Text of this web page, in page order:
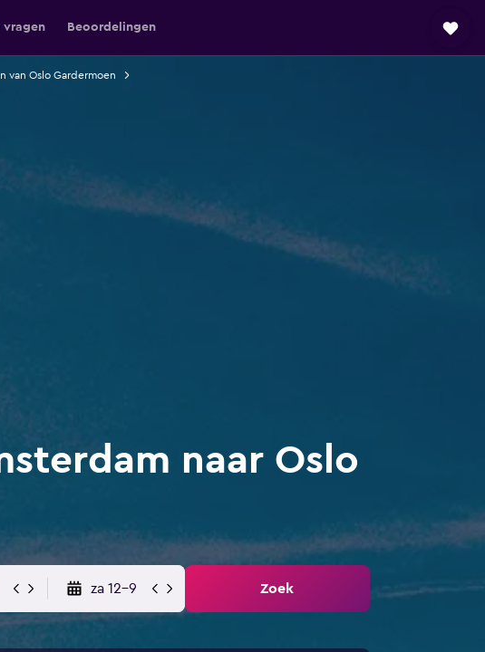
vragen Beoordelingen
van Oslo Gardermoen
naar Oslo
za 12-9 Zoek